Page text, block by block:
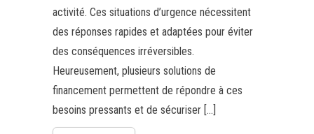
activité. Ces situations d’urgence nécessitent
des réponses rapides et adaptées pour éviter
des conséquences irréversibles.
Heureusement, plusieurs solutions de
financement permettent de répondre à ces
besoins pressants et de sécuriser […]